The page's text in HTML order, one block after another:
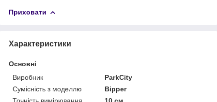
Приховати
Характеристики
Основні
Виробник
ParkCity
Сумісність з моделлю
Bipper
Точність вимірювання
10 см